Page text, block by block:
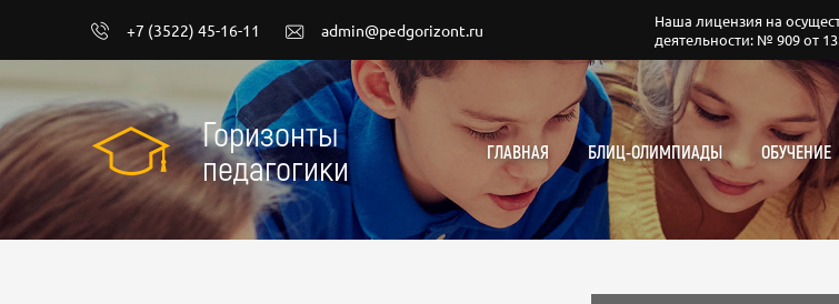
+7 (3522) 45-16-11 admin@pedgorizont.ru
Наша лицензия на
деятельности: № 909 от
Горизонты
педагогики
ГЛАВНАЯ БЛИЦ-ОЛИМПИАДЫ ОБУЧЕНИЕ